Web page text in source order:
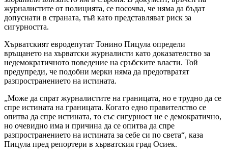
журналистите от полицията, се посочва, че няма да бъдат
допуснати в страната, тъй като представляват риск за
сигурността.
Хърватският евродепутат Тонино Пицула определи
връщането на хърватски журналисти като доказателство за
недемократичното поведение на сръбските власти. Той
предупреди, че подобни мерки няма да предотвратят
разпространението на истината.
„Може да спрат журналистите на границата, но е трудно да се
спре истината на границата. Когато едно правителство се
опитва да спре истината, то със сигурност не е демократично,
но очевидно има и причина да се опитва да спре
разпространението на истината за себе си по света“, каза
Пицула пред репортери в хърватския град Осиек.